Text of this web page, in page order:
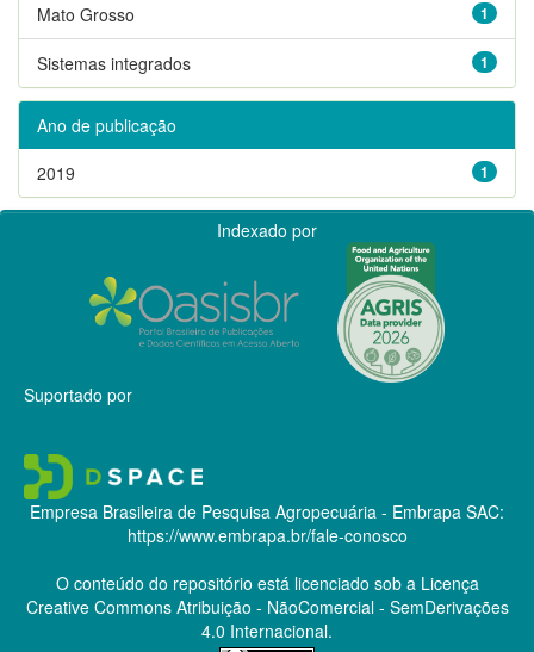
1
Mato Grosso
1
Sistemas integrados
Ano de publicação
1
2019
Indexado por
Suportado por
Empresa Brasileira de Pesquisa Agropecuária - Embrapa SAC:
https://www.embrapa.br/fale-conosco
O conteúdo do repositório está licenciado sob a Licença
Creative CommonsAtribuição - NãoComercial - SemDerivações
4.0 Internacional.